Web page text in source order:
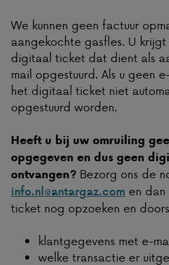
We kunnen geen factuur
aangekochte gasfles. U
digitaal ticket dat dient als
mail opgestuurd. Als u geen
het digitaal ticket niet
opgestuurd worden.
Heeft u bij uw omruiling
opgegeven en dus geen
ontvangen? Bezorg ons de
info.nl@antargaz.com en
ticket nog opzoeken en
klantgegevens met e-
welke transactie er